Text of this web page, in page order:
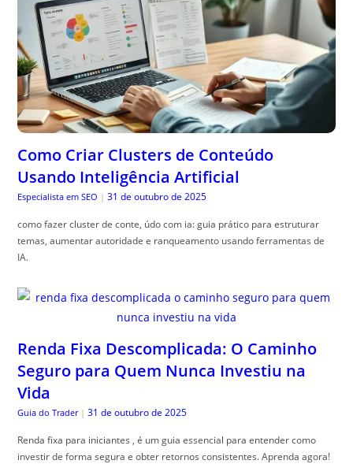
Como Criar Clusters de Conteúdo
Usando Inteligência Artificial
Especialista em SEO | 31 de outubro de 2025
como fazer cluster de conte, údo com ia: guia prático para estruturar
temas, aumentar autoridade e ranqueamento usando ferramentas de
IA.
Renda Fixa Descomplicada: O Caminho
Seguro para Quem Nunca Investiu na
Vida
Guia do Trader | 31 de outubro de 2025
Renda fixa para iniciantes , é um guia essencial para entender como
investir de forma segura e obter retornos consistentes. Aprenda agora!